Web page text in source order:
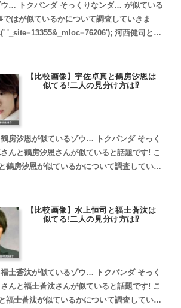
ウ… トクパンダ そっくりなンダ… が似ている
ではが似ているかについて調査していきま
'_site=13355&_mloc=76206'); 河西健司と高
【比較画像】宇佐卓真と鶴房汐恩は
似てる!二人の見分け方は⁉
房汐恩が似ているゾウ… トクパンダ そっく
んと鶴房汐恩さんが似ていると話題です! こ
鶴房汐恩が似ているかについて調査していき
【比較画像】水上恒司と福士蒼汰は
似てる!二人の見分け方は⁉
士蒼汰が似ているゾウ… トクパンダ そっく
んと福士蒼汰さんが似ていると話題です! こ
福士蒼汰が似ているかについて調査していき